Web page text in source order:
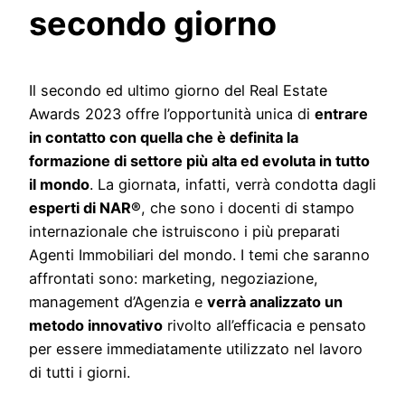
secondo giorno
Il secondo ed ultimo giorno del Real Estate
Awards 2023 offre l’opportunità unica di entrare
in contatto con quella che è definita la
formazione di settore più alta ed evoluta in tutto
il mondo. La giornata, infatti, verrà condotta dagli
esperti di NAR®, che sono i docenti di stampo
internazionale che istruiscono i più preparati
Agenti Immobiliari del mondo. I temi che saranno
affrontati sono: marketing, negoziazione,
management d’Agenzia e verrà analizzato un
metodo innovativo rivolto all’efficacia e pensato
per essere immediatamente utilizzato nel lavoro
di tutti i giorni.